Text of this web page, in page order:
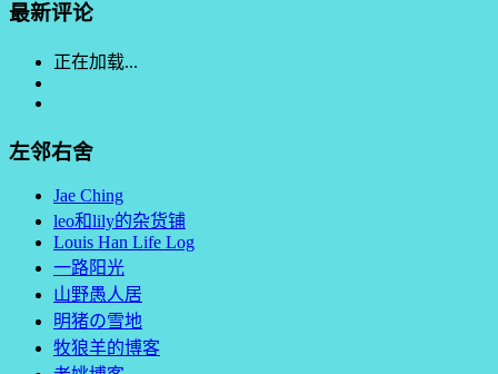
最新评论
正在加载...
左邻右舍
Jae Ching
leo和lily的杂货铺
Louis Han Life Log
一路阳光
山野愚人居
明猪の雪地
牧狼羊的博客